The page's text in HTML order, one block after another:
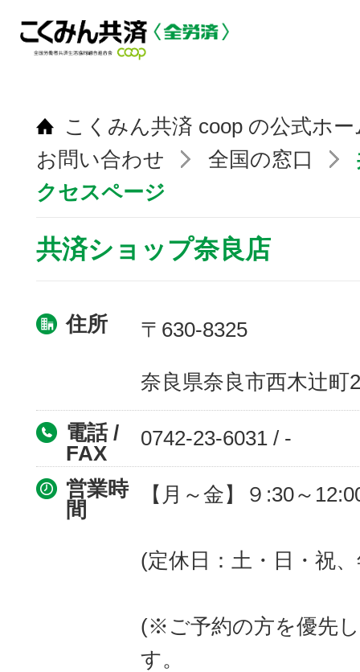
こくみん共済 coop の公式ホ
お問い合わせ
全国の窓口
クセスページ
共済ショップ奈良店
住所 〒630-8325
奈良県奈良市西木辻町
電話 /
FAX
0742-23-6031 / -
営業時
間
【月～金】９:30～
(定休日：土・日・祝
(※ご予約の方を優先
す。